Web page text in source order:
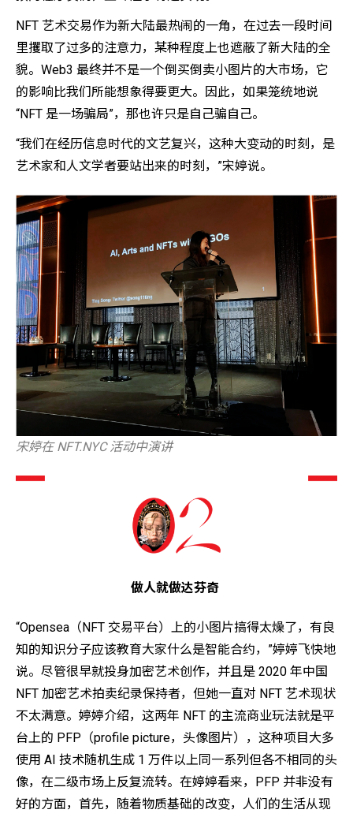
NFT 艺术交易作为新大陆最热闹的一角，在过去一段时间
里攫取了过多的注意力，某种程度上也遮蔽了新大陆的全
貌。Web3 最终并不是一个倒买倒卖小图片的大市场，它
的影响比我们所能想象得要更大。因此，如果笼统地说
“NFT 是一场骗局”，那也许只是自己骗自己。
“我们在经历信息时代的文艺复兴，这种大变动的时刻，是
艺术家和人文学者要站出来的时刻，”宋婷说。
宋婷在 NFT.NYC 活动中演讲
做人就做达芬奇
“Opensea（NFT 交易平台）上的小图片搞得太燥了，有良
知的知识分子应该教育大家什么是智能合约，”婷婷飞快地
说。尽管很早就投身加密艺术创作，并且是 2020 年中国
NFT 加密艺术拍卖纪录保持者，但她一直对 NFT 艺术现状
不太满意。婷婷介绍，这两年 NFT 的主流商业玩法就是平
台上的 PFP（profile picture，头像图片），这种项目大多
使用 AI 技术随机生成 1 万件以上同一系列但各不相同的头
像，在二级市场上反复流转。在婷婷看来，PFP 并非没有
好的方面，首先，随着物质基础的改变，人们的生活从现